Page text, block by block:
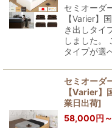
セミオーダ
【Varier】
き出しタイ
しました。
タイプが選
セミオーダ
【Varier】
業日出荷]
58,000円 ～